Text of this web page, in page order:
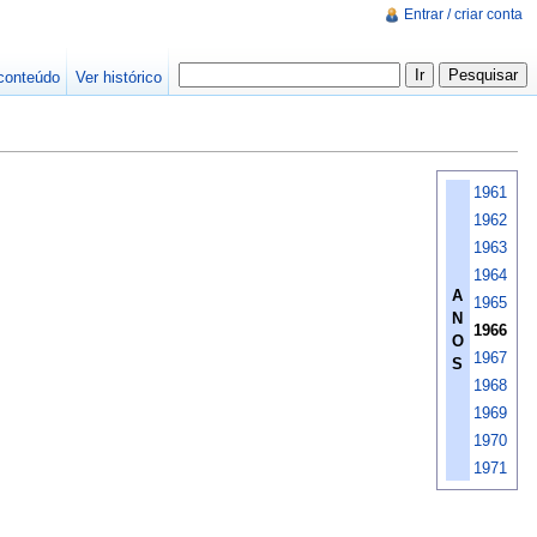
A
N
O
S
1961
1962
1963
1964
1965
1966
1967
1968
1969
1970
1971
Entrar / criar conta
Ver histórico